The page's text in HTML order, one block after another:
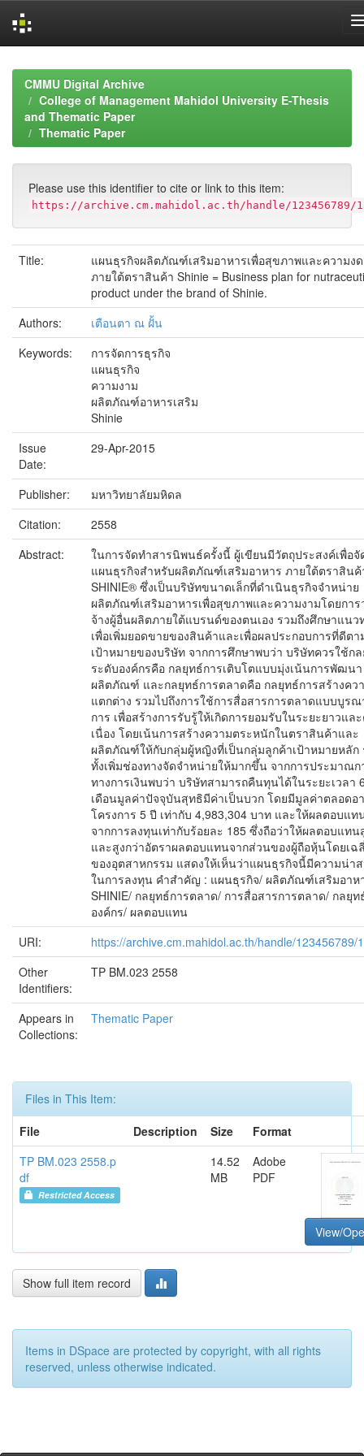
navigationCMMU Digital Archive
College of Management Mahidol University E-Thesis
and Thematic Paper
Thematic Paper
Please use this identifier to cite or link to this item:
https://archive.cm.mahidol.ac.th/handle/123456789/
Title:
แผนธุรกิจผลิตภัณฑ์เสริมอาหารเพื่อสุขภาพและความง
ภายใต้ตราสินค้า Shinie = Business plan for
product under the brand of Shinie.
Authors:
เตือนตา ณ ฝั้น
Keywords:
การจัดการธุรกิจ
แผนธุรกิจ
ความงาม
ผลิตภัณฑ์อาหารเสริม
Shinie
Issue
Date:
29-Apr-2015
Publisher:
มหาวิทยาลัยมหิดล
Citation:
2558
Abstract:
ในการจัดทำสารนิพนธ์ครั้งนี้ ผู้เขียนมีวัตถุประสงค์เพื่อจั
แผนธุรกิจสำหรับผลิตภัณฑ์เสริมอาหาร ภายใต้ตราสินค้
SHINIE® ซึ่งเป็นบริษัทขนาดเล็กที่ดำเนินธุรกิจจำหน่าย
ผลิตภัณฑ์เสริมอาหารเพื่อสุขภาพและความงามโดยการ
จ้างผู้อื่นผลิตภายใต้แบรนด์ของตนเอง รวมถึงศึกษาแนว
เพื่อเพิ่มยอดขายของสินค้าและเพื่อผลประกอบการที่ดีตา
เป้าหมายของบริษัท จากการศึกษาพบว่า บริษัทควรใช้ก
ระดับองค์กรคือ กลยุทธ์การเติบโตแบบมุ่งเน้นการพัฒนา
ผลิตภัณฑ์ และกลยุทธ์การตลาดคือ กลยุทธ์การสร้างคว
แตกต่าง รวมไปถึงการใช้การสื่อสารการตลาดแบบบูรณ
การ เพื่อสร้างการรับรู้ให้เกิดการยอมรับในระยะยาวแล
เนื่อง โดยเน้นการสร้างความตระหนักในตราสินค้าและ
ผลิตภัณฑ์ให้กับกลุ่มผู้หญิงที่เป็นกลุ่มลูกค้าเป้าหมายหลัก
ทั้งเพิ่มช่องทางจัดจำหน่ายให้มากขึ้น จากการประมาณก
ทางการเงินพบว่า บริษัทสามารถคืนทุนได้ในระยะเวลา
เดือนมูลค่าปัจจุบันสุทธิมีค่าเป็นบวก โดยมีมูลค่าตลอดอ
โครงการ 5 ปี เท่ากับ 4,983,304 บาท และให้ผลตอบแท
จากการลงทุนเท่ากับร้อยละ 185 ซึ่งถือว่าให้ผลตอบแทน
และสูงกว่าอัตราผลตอบแทนจากส่วนของผู้ถือหุ้นโดยเฉ
ของอุตสาหกรรม แสดงให้เห็นว่าแผนธุรกิจนี้มีความน่า
ในการลงทุน คำสำคัญ : แผนธุรกิจ/ ผลิตภัณฑ์เสริมอาห
SHINIE/ กลยุทธ์การตลาด/ การสื่อสารการตลาด/ กลยุท
องค์กร/ ผลตอบแทน
URI:
https://archive.cm.mahidol.ac.th/handle/123456789/
Other
Identifiers:
TP BM.023 2558
Appears in
Collections:
Thematic Paper
Files in This Item:
File
Description Size
Format
TP BM.023 2558.p
df
Restricted Access
14.52
MB
Adobe
PDF
View/
Show full item record
Items in DSpace are protected by copyright, with all rights
reserved, unless otherwise indicated.